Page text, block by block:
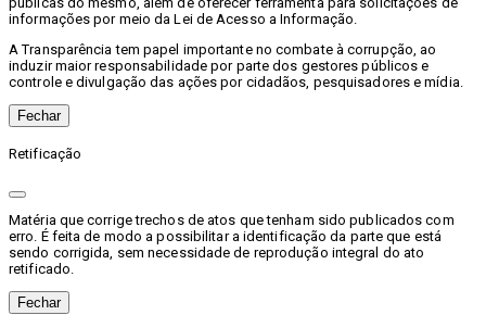
informações por meio da Lei de Acesso a Informação.
A Transparência tem papel importante no combate à corrupção, ao
induzir maior responsabilidade por parte dos gestores públicos e
controle e divulgação das ações por cidadãos, pesquisadores e mídia.
Fechar
Retificação
Matéria que corrige trechos de atos que tenham sido publicados com
erro. É feita de modo a possibilitar a identificação da parte que está
sendo corrigida, sem necessidade de reprodução integral do ato
retificado.
Fechar